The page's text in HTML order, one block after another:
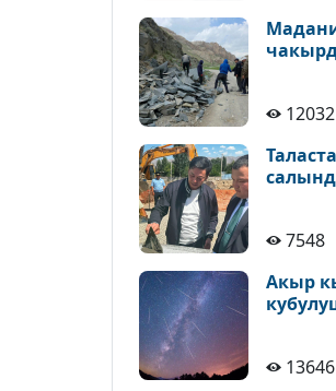
12032
7548
Акыр
13646